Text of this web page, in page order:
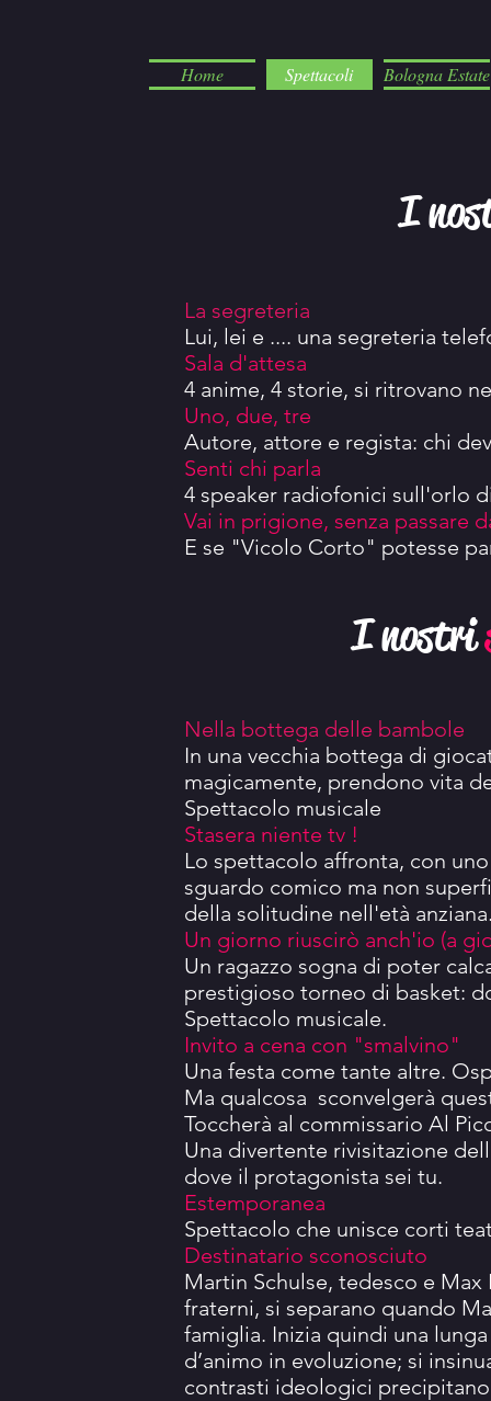
Home Spettacoli Bologna Estate
I
La segreteria
Lui, lei e .... una segreteria
Sala d'attesa
4 anime, 4 storie, si ritrovano
Uno, due, tre
Autore, attore e regista: chi
Senti chi parla
4 speaker radiofonici sull'orlo
Vai in prigione, senza passare
E se "Vicolo Corto" potesse
I nostri
Nella bottega delle bambole
In una vecchia bottega di
magicamente, prendono vita
Spettacolo musicale
Stasera niente tv !
Lo spettacolo affronta, con uno
sguardo comico ma non
della solitudine nell'età
Un giorno riuscirò anch'io (a
Un ragazzo sogna di poter
prestigioso torneo di basket:
Spettacolo musicale.
Invito a cena con "smalvino"
Una festa come tante altre.
Ma qualcosa sconvelgerà
Toccherà al commissario Al
Una divertente rivisitazione
dove il protagonista sei tu.
Estemporanea
Spettacolo che unisce corti
Destinatario sconosciuto
Martin Schulse, tedesco e
fraterni, si separano quando
famiglia. Inizia quindi una
d’animo in evoluzione; si
contrasti ideologici